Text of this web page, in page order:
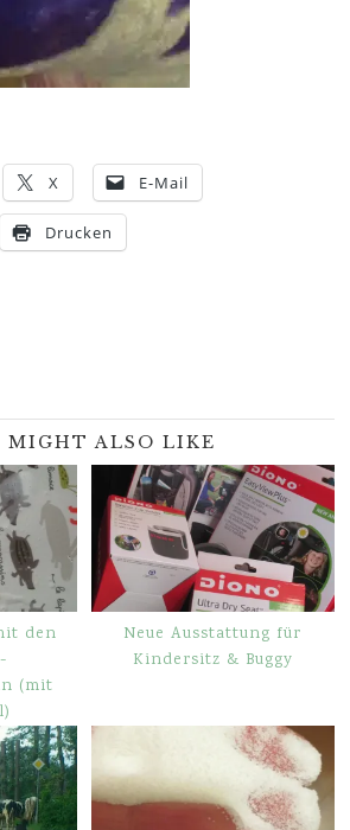
X E-Mail
Drucken
MIGHT ALSO LIKE
den
(mit
Neue Ausstattung für
Kindersitz & Buggy